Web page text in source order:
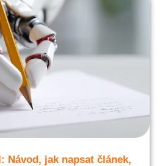
Návod, jak napsat článek,